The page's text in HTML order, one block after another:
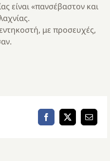
είναι «πανσέβαστον και
με προσευχές,
Facebook
X Email